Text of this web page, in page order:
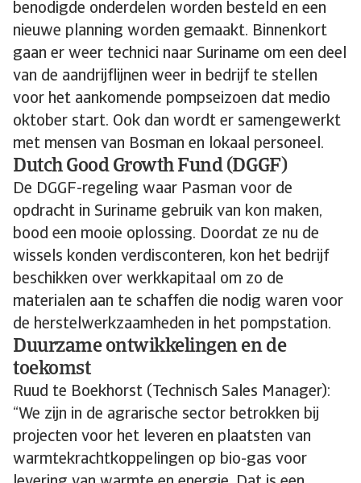
benodigde onderdelen worden besteld en een
nieuwe planning worden gemaakt. Binnenkort
gaan er weer technici naar Suriname om een deel
van de aandrijflijnen weer in bedrijf te stellen
voor het aankomende pompseizoen dat medio
oktober start. Ook dan wordt er samengewerkt
met mensen van Bosman en lokaal personeel.
Dutch Good Growth Fund (DGGF)
De DGGF-regeling waar Pasman voor de
opdracht in Suriname gebruik van kon maken,
bood een mooie oplossing. Doordat ze nu de
wissels konden verdisconteren, kon het bedrijf
beschikken over werkkapitaal om zo de
materialen aan te schaffen die nodig waren voor
de herstelwerkzaamheden in het pompstation.
Duurzame ontwikkelingen en de
toekomst
Ruud te Boekhorst (Technisch Sales Manager):
“We zijn in de agrarische sector betrokken bij
projecten voor het leveren en plaatsten van
warmtekrachtkoppelingen op bio-gas voor